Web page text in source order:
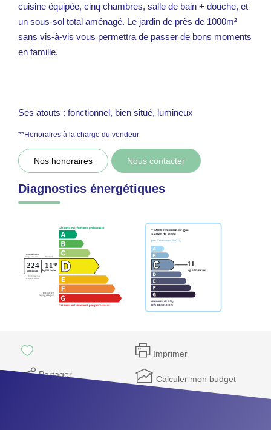
cuisine équipée, cinq chambres, salle de bain + douche, et
un sous-sol total aménagé. Le jardin de près de 1000m²
sans vis-à-vis vous permettra de passer de bons moments
en famille.
Ses atouts : fonctionnel, bien situé, lumineux
**Honoraires à la charge du vendeur
Nos honoraires Nous contacter
Diagnostics énergétiques
Imprimer
Partager Calculer mon budget